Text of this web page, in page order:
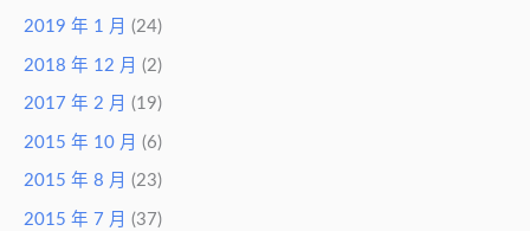
2019 年 1 月 (24)
2018 年 12 月 (2)
2017 年 2 月 (19)
2015 年 10 月 (6)
2015 年 8 月 (23)
2015 年 7 月 (37)